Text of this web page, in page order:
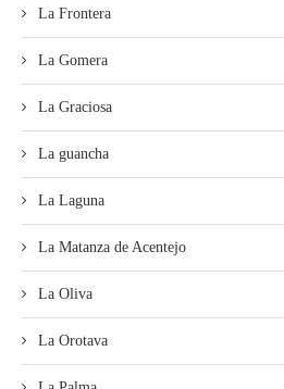
La Frontera
La Gomera
La Graciosa
La guancha
La Laguna
La Matanza de Acentejo
La Oliva
La Orotava